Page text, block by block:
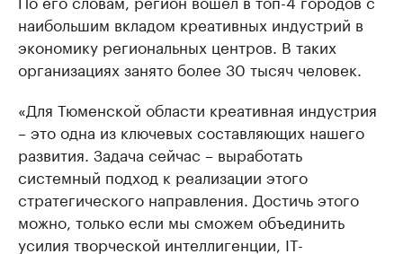
наибольшим вкладом креативных индустрий в
экономику региональных центров. В таких
организациях занято более 30 тысяч человек.
«Для Тюменской области креативная индустрия
– это одна из ключевых составляющих нашего
развития. Задача сейчас – выработать
системный подход к реализации этого
стратегического направления. Достичь этого
можно, только если мы сможем объединить
усилия творческой интеллигенции, IT-